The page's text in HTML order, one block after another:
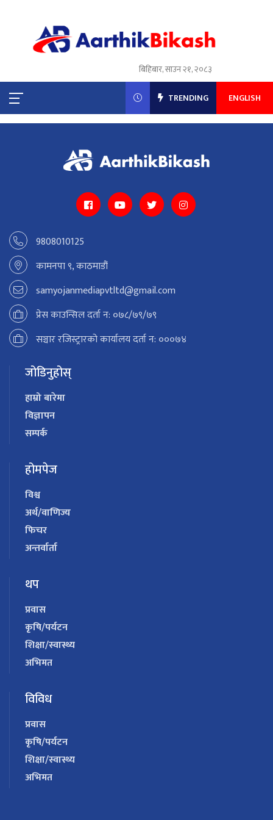
बिहिबार, साउन २१, २०८३
TRENDING ENGLISH
9808010125
कामनपा ९, काठमाडौं
samyojanmediapvtltd@gmail.com
प्रेस काउन्सिल दर्ता न: ०७८/७९/७९
सञ्चार रजिस्ट्रारको कार्यालय दर्ता न: ०००७४
जोडिनुहोस्
हाम्रो बारेमा
विज्ञापन
सम्पर्क
होमपेज
विश्व
अर्थ/वाणिज्य
फिचर
अन्तर्वार्ता
थप
प्रवास
कृषि/पर्यटन
शिक्षा/स्वास्थ्य
अभिमत
विविध
प्रवास
कृषि/पर्यटन
शिक्षा/स्वास्थ्य
अभिमत